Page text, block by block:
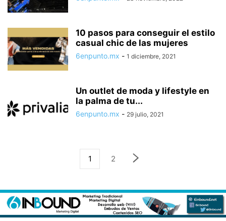
10 pasos para conseguir el estilo
casual chic de las mujeres
6enpunto.mx - 1 diciembre, 2021
Un outlet de moda y lifestyle en
la palma de tu...
6enpunto.mx - 29 julio, 2021
1 2